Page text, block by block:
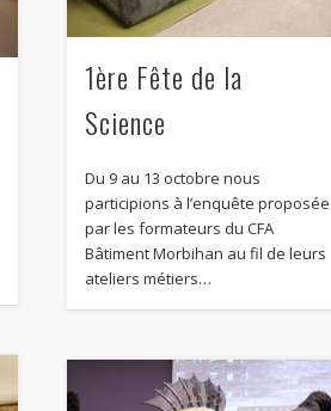
1ère Fête de la
Science
Du 9 au 13 octobre nous
participions à l’enquête proposée
par les formateurs du CFA
Bâtiment Morbihan au fil de leurs
ateliers métiers…